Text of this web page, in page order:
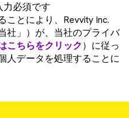
力必須です
ことにより、Revvity Inc.
社」）が、当社のプライバ
こちらをクリック）に従っ
人データを処理することに